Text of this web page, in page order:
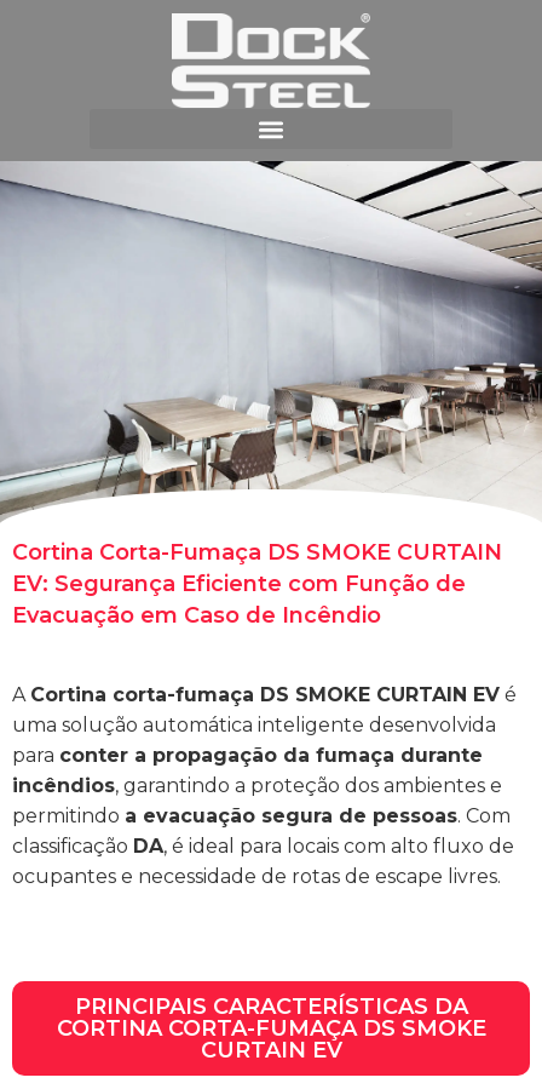
Cortina Corta-Fumaça DS SMOKE CURTAIN
EV: Segurança Eficiente com Função de
Evacuação em Caso de Incêndio
A Cortina corta-fumaça DS SMOKE CURTAIN EV é
uma solução automática inteligente desenvolvida
para conter a propagação da fumaça durante
incêndios, garantindo a proteção dos ambientes e
permitindo a evacuação segura de pessoas. Com
classificação DA, é ideal para locais com alto fluxo de
ocupantes e necessidade de rotas de escape livres.
PRINCIPAIS CARACTERÍSTICAS DA
CORTINA CORTA-FUMAÇA DS SMOKE
CURTAIN EV